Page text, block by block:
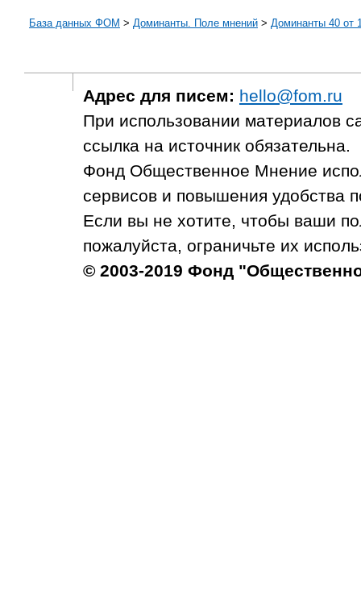
База данных ФОМ > Доминанты. Поле мнений > Доминанты 40 от
Адрес для писем: hello@fom.ru
При использовании материалов
ссылка на источник обязательна.
Фонд Общественное Мнение
сервисов и повышения удобства
Если вы не хотите, чтобы ваши
пожалуйста, ограничьте их
© 2003-2019 Фонд